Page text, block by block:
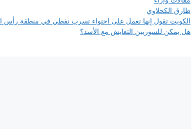
الوسوم
طارق الكحلاوي
الكويت تقول إنها تعمل على احتواء تسرب نفطي في منطقة رأس
هل يمكن للسوريين التعايش مع الأسد؟